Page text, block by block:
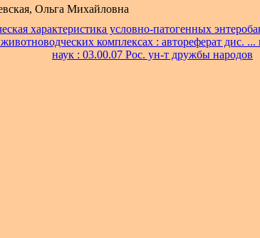
Ольга Михайловна
характеристика условно-патогенных
комплексах : автореферат дис. ...
наук : 03.00.07 Рос. ун-т дружбы народов